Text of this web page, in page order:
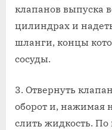
клапанов выпуска
цилиндрах и
шланги, концы
сосуды.
3. Отвернуть
оборот и, нажимая
слить жидкость.